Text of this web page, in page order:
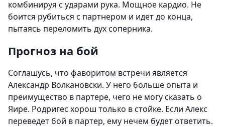
комбинируя с ударами рука. Мощное кардио. Не
боится рубиться с партнером и идет до конца,
пытаясь переломить дух соперника.
Прогноз на бой
Соглашусь, что фаворитом встречи является
Александр Волкановски. У него больше опыта и
преимущество в партере, чего не могу сказать о
Яире. Родригес хорош только в стойке. Если Алекс
переведет бой в партер, ему нечем будет ответить.